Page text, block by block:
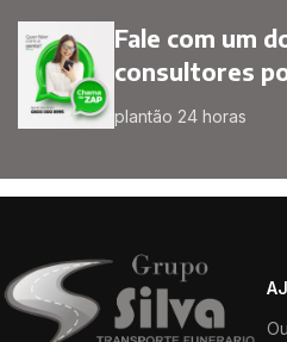
Fale com um
consultores
plantão 24 horas